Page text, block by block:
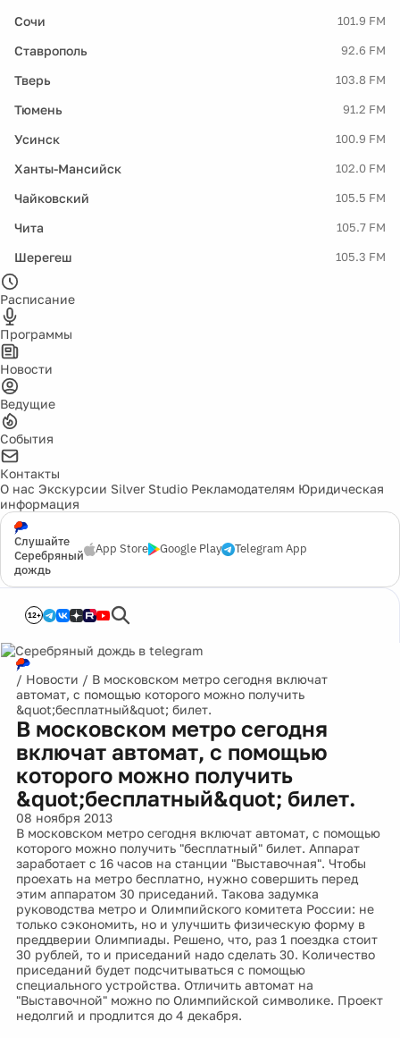
Сочи 101.9 FM
Ставрополь 92.6 FM
Тверь 103.8 FM
Тюмень 91.2 FM
Усинск 100.9 FM
Ханты-Мансийск 102.0 FM
Чайковский 105.5 FM
Чита 105.7 FM
Шерегеш 105.3 FM
Расписание
Программы
Новости
Ведущие
События
Контакты
О нас Экскурсии Silver Studio Рекламодателям Юридическая
информация
Слушайте
Серебряный
дождь
App Store Google Play Telegram App
12+
/ Новости / В московском метро сегодня включат
автомат, с помощью которого можно получить
&quot;бесплатный&quot; билет.
В московском метро сегодня
включат автомат, с помощью
которого можно получить
&quot;бесплатный&quot; билет.
08 ноября 2013
В московском метро сегодня включат автомат, с помощью
которого можно получить "бесплатный" билет. Аппарат
заработает с 16 часов на станции "Выставочная". Чтобы
проехать на метро бесплатно, нужно совершить перед
этим аппаратом 30 приседаний. Такова задумка
руководства метро и Олимпийского комитета России: не
только сэкономить, но и улучшить физическую форму в
преддверии Олимпиады. Решено, что, раз 1 поездка стоит
30 рублей, то и приседаний надо сделать 30. Количество
приседаний будет подсчитываться с помощью
специального устройства. Отличить автомат на
"Выставочной" можно по Олимпийской символике. Проект
недолгий и продлится до 4 декабря.